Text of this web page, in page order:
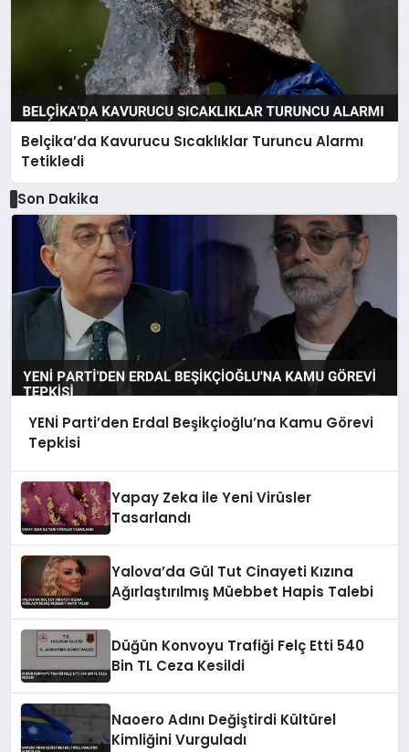
Belçika’da Kavurucu Sıcaklıklar Turuncu Alarmı
Tetikledi
Son Dakika
YENİ Parti’den Erdal Beşikçioğlu’na Kamu Görevi
Tepkisi
Yapay Zeka ile Yeni Virüsler
Tasarlandı
Yalova’da Gül Tut Cinayeti Kızına
Ağırlaştırılmış Müebbet Hapis Talebi
Düğün Konvoyu Trafiği Felç Etti 540
Bin TL Ceza Kesildi
Naoero Adını Değiştirdi Kültürel
Kimliğini Vurguladı